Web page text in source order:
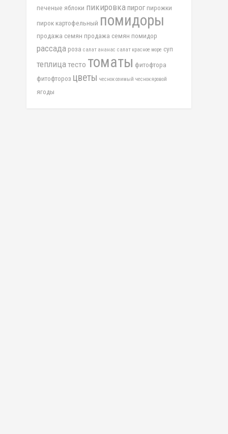
печеные яблоки пикировкапирог пирожки
пирок картофельный помидоры
продажа семян продажа семян помидор
рассада роза салат ананас салат красное море суп
теплицатесто томаты фитофтора
фитофтороз цветы чеснок озимый чеснок яровой
ягоды